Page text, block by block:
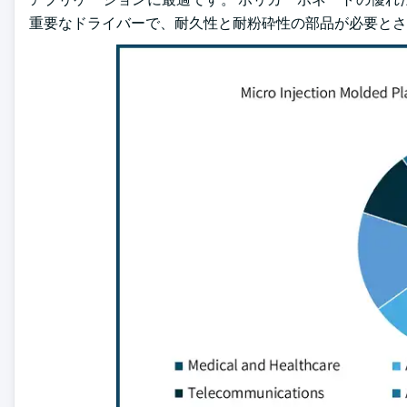
重要なドライバーで、耐久性と耐粉砕性の部品が必要と